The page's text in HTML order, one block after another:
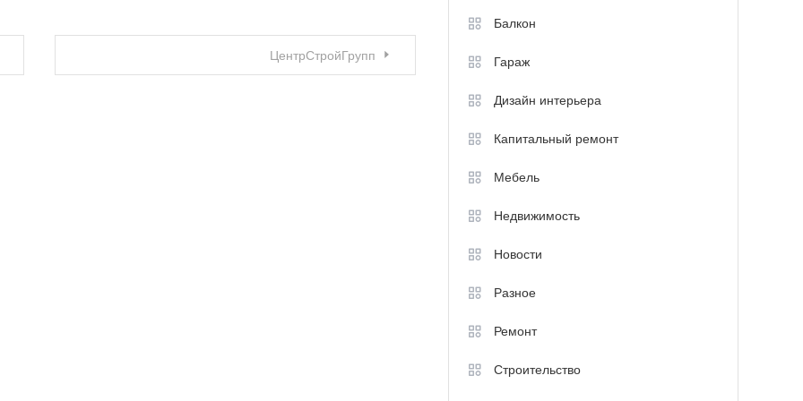
ЦентрСтройГрупп
Балкон
Гараж
Дизайн интерьера
Капитальный ремонт
Мебель
Недвижимость
Новости
Разное
Ремонт
Строительство